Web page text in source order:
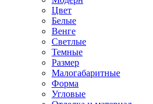
Цвет
Белые
Венге
Светлые
Темные
Размер
Малогабаритные
Форма
Угловые